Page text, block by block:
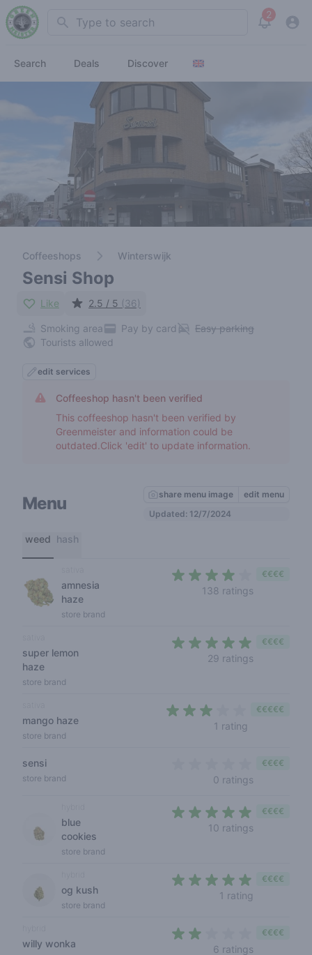
Search 2
View
Search Deals Discover
Coffeeshops Winterswijk
Sensi Shop
Like 2.5 / 5 (36)
Smoking area Pay by card
Easy parking
Tourists allowed
edit services
Coffeeshop hasn't been verified
This coffeeshop hasn't been verified by
Greenmeister and information could be
outdated.Click 'edit' to update information.
Menu share menu image
edit menu
Updated: 12/7/2024
weed hash
amnesia
haze
store brand
138 ratings
€€€€
super lemon
haze
store brand
29 ratings
€€€€
mango haze
store brand
1 rating
€€€€€
sensi
store brand 0 ratings
€€€€
blue
cookies
store brand
10 ratings
€€€€
og kush
store brand
1 rating
€€€€
willy wonka 6 ratings
€€€€